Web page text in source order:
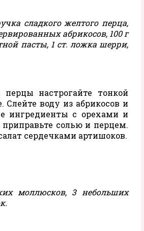
сладкого желтого перца,
абрикосов, 100 г
пасты, 1 ст. ложка шерри,
настрогайте тонкой
Слейте воду из абрикосов и
ингредиенты с орехами и
солью и перцем.
сердечками артишоков.
моллюсков, 3 небольших